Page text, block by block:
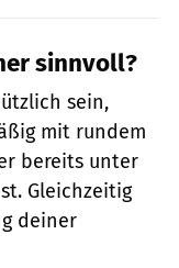
sinnvoll?
sein,
mit rundem
bereits unter
Gleichzeitig
deiner